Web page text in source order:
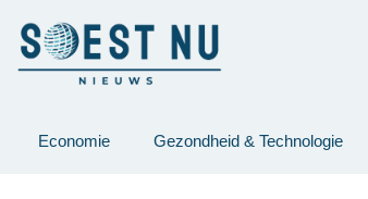
Economie Gezondheid & Technologie